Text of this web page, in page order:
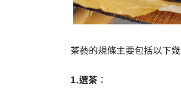
茶藝的規條主要包括以下幾
1.選茶 ：